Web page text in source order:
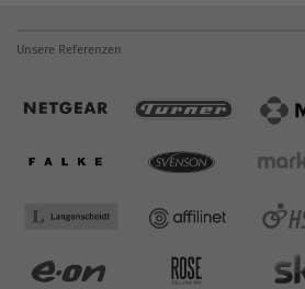
Unsere Referenzen